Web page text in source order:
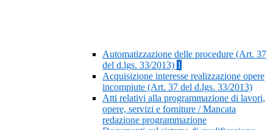
Automatizzazione delle procedure (Art. 37
del d.lgs. 33/2013) 1
Acquisizione interesse realizzazione opere
incompiute (Art. 37 del d.lgs. 33/2013)
Atti relativi alla programmazione di lavori,
opere, servizi e forniture / Mancata
redazione programmazione